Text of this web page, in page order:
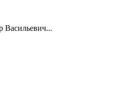
Васильевич...